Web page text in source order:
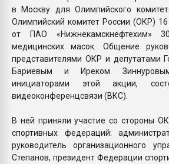
в Москву для Олимпийского
Олимпийский комитет России (ОКР)
от ПАО «Нижнекамскнефтехим»
медицинских масок. Общение
представителями ОКР и депутатами
Бариевым и Иреком
инициаторами этой акции,
видеоконференцсвязи (ВКС).
В ней приняли участие со стороны
спортивных федераций:
руководитель организационного
Степанов, президент Федерации